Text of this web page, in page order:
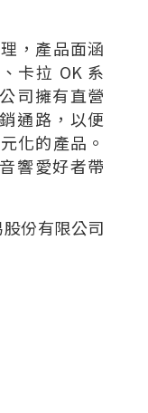
，產品面涵
卡拉 OK 系
司擁有直營
通路，以便
化的產品。
響愛好者帶
份有限公司